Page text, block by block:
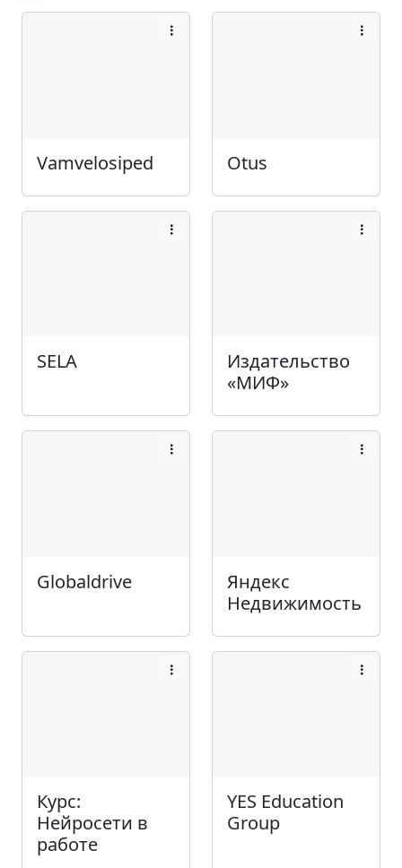
Vamvelosiped Otus
SELA
Издательство
«МИФ»
Globaldrive
Яндекс
Недвижимость
Курс:
Нейросети в
работе
YES Education
Group